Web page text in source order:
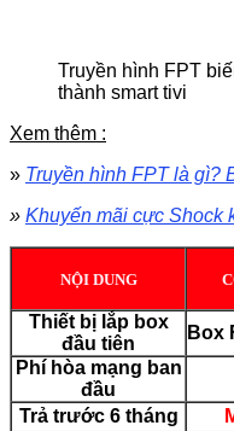
Truyền hình FPT
thành smart tivi
Xem thêm :
» Truyền hình FPT là gì?
» Khuyến mãi cực Shock
NỘI DUNG
Thiết bị lắp box
đầu tiên
Box
Phí hòa mạng ban
đầu
Trả trước 6 tháng